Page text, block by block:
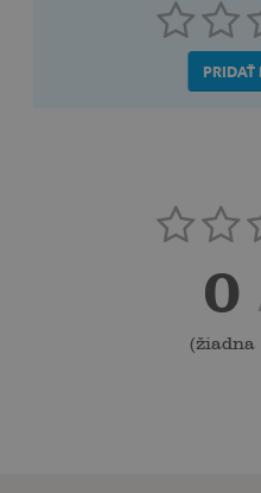
PRIDAŤ
0
(žiadna